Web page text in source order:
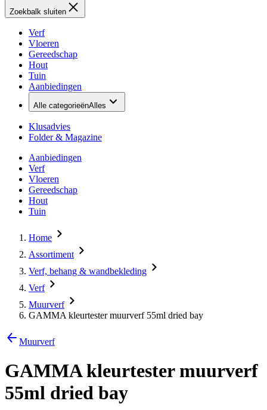
Zoekbalk sluiten
Verf
Vloeren
Gereedschap
Hout
Tuin
Aanbiedingen
Alle categorieënAlles
Klusadvies
Folder & Magazine
Aanbiedingen
Verf
Vloeren
Gereedschap
Hout
Tuin
Home
Assortiment
Verf, behang & wandbekleding
Verf
Muurverf
GAMMA kleurtester muurverf 55ml dried bay
Muurverf
GAMMA kleurtester muurverf
55ml dried bay